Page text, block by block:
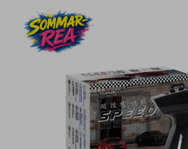
Hoppa
till
slutet
av
bildgalleriet